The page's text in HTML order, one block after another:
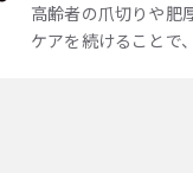
高齢者の爪切りや肥
ケアを続けることで